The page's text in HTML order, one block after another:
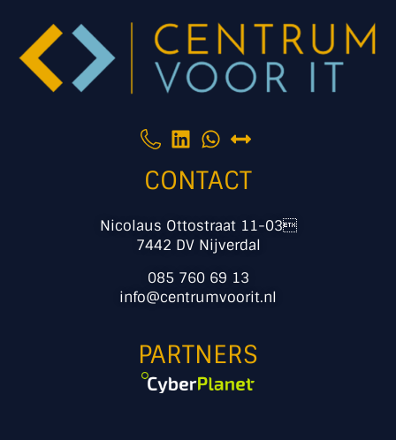
CONTACT
Nicolaus Ottostraat 11-03
7442 DV Nijverdal
085 760 69 13
info@centrumvoorit.nl
PARTNERS